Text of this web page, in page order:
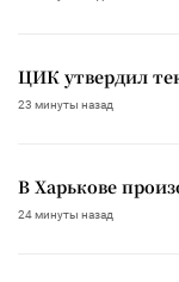
ЦИК утвердил
23 минуты назад
В Харькове
24 минуты назад